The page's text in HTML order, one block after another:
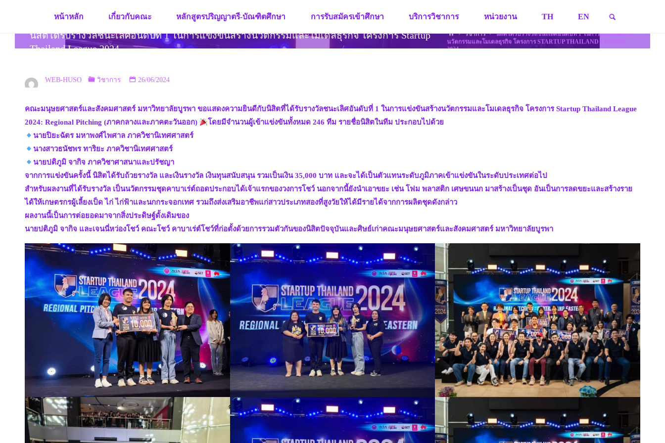
content
หน้าหลัก เกี่ยวกับคณะ หลักสูตรปริญญาตรี-บัณฑิตศึกษา การรับสมัครเข้าศึกษา บริการวิชาการ หน่วยงาน TH EN
นิสิตได้รับรางวัลชนะเลิศอันดับที่ 1 ในการแข่งขันสร้างนวัตกรรมและโมเดลธุรกิจ โครงการ Startup
Thailand League 2024
HOMEวิชาการ
นิสิตได้รับรางวัลชนะเลิศอันดับที่ 1 ในการแข่งขันสร้าง
นวัตกรรมและโมเดลธุรกิจ โครงการ STARTUP THAILAND LEAGUE
2024
WEB-HUSO วิชาการ 26/06/2024
คณะมนุษยศาสตร์และสังคมศาสตร์ มหาวิทยาลัยบูรพา ขอแสดงความยินดีกับนิสิตที่ได้รับรางวัลชนะเลิศอันดับที่ 1 ในการแข่งขันสร้างนวัตกรรมและโมเดลธุรกิจ โครงการ Startup Thailand League
2024: Regional Pitching (ภาคกลางและภาคตะวันออก)
โดยมีจำนวนผู้เข้าแข่งขันทั้งหมด 246 ทีม รายชื่อนิสิตในทีม ประกอบไปด้วย
นายปิยะฉัตร มหาพงศ์ไพศาล ภาควิชานิเทศศาสตร์
นางสาวธนัชพร ทาริยะ ภาควิชานิเทศศาสตร์
นายปติภูมิ จากิจ ภาควิชาศาสนาและปรัชญา
จากการแข่งขันครั้งนี้ นิสิตได้รับถ้วยรางวัล และเงินรางวัล เงินทุนสนับสนุน รวมเป็นเงิน 35,000 บาท และจะได้เป็นตัวแทนระดับภูมิภาคเข้าแข่งขันในระดับประเทศต่อไป
สำหรับผลงานที่ได้รับรางวัล เป็นนวัตกรรมชุดคาบาเร่ต์ถอดประกอบได้เจ้าแรกของวงการโชว์ นอกจากนี้ยังนำเอาขยะ เช่น โฟม พลาสติก เศษขนนก มาสร้างเป็นชุด อันเป็นการลดขยะและสร้างราย
ได้ให้เกษตรกรผู้เลี้ยงเป็ด ไก่ ไก่ฟ้าและนกกระจอกเทศ รวมถึงส่งเสริมอาชีพแก่สาวประเภทสองที่สูงวัยให้ได้มีรายได้จากการผลิตชุดดังกล่าว
ผลงานนี้เป็นการต่อยอดมาจากสิ่งประดิษฐ์ดั้งเดิมของ
นายปติภูมิ จากิจ และเจนนี่หว่องโชว์ คณะโชว์ คาบาเร่ต์โชว์ที่ก่อตั้งด้วยการรวมตัวกันของนิสิตปัจจุบันและศิษย์เก่าคณะมนุษยศาสตร์และสังคมศาสตร์ มหาวิทยาลัยบูรพา